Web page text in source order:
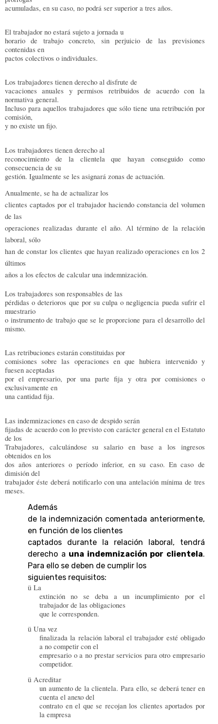
acumuladas, en su caso, no podrá ser superior a tres años.
El trabajador no estará sujeto a jornada u
horario de trabajo concreto, sin perjuicio de las previsiones
contenidas en
pactos colectivos o individuales.
Los trabajadores tienen derecho al disfrute de
vacaciones anuales y permisos retribuidos de acuerdo con la
normativa general.
Incluso para aquellos trabajadores que sólo tiene una retribución por
comisión,
y no existe un fijo.
Los trabajadores tienen derecho al
reconocimiento de la clientela que hayan conseguido como
consecuencia de su
gestión. Igualmente se les asignará zonas de actuación.
Anualmente, se ha de actualizar los
clientes captados por el trabajador haciendo constancia del volumen
de las
operaciones realizadas durante el año. Al término de la relación
laboral, sólo
han de constar los clientes que hayan realizado operaciones en los 2
últimos
años a los efectos de calcular una indemnización.
Los trabajadores son responsables de las
pérdidas o deterioros que por su culpa o negligencia pueda sufrir el
muestrario
o instrumento de trabajo que se le proporcione para el desarrollo del
mismo.
Las retribuciones estarán constituidas por
comisiones sobre las operaciones en que hubiera intervenido y
fuesen aceptadas
por el empresario, por una parte fija y otra por comisiones o
exclusivamente en
una cantidad fija.
Las indemnizaciones en caso de despido serán
fijadas de acuerdo con lo previsto con carácter general en el Estatuto
de los
Trabajadores, calculándose su salario en base a los ingresos
obtenidos en los
dos años anteriores o período inferior, en su caso. En caso de
dimisión del
trabajador éste deberá notificarlo con una antelación mínima de tres
meses.
Además
de la indemnización comentada anteriormente,
en función de los clientes
captados durante la relación laboral, tendrá
derecho a una indemnización por clientela.
Para ello se deben de cumplir los
siguientes requisitos:
ü La
extinción no se deba a un incumplimiento por el
trabajador de las obligaciones
que le corresponden.
ü Una vez
finalizada la relación laboral el trabajador esté obligado
a no competir con el
empresario o a no prestar servicios para otro empresario
competidor.
ü Acreditar
un aumento de la clientela. Para ello, se deberá tener en
cuenta el anexo del
contrato en el que se recojan los clientes aportados por
la empresa